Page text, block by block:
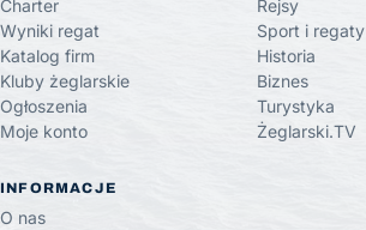
Charter
Wyniki regat
Katalog firm
Kluby żeglarskie
Ogłoszenia
Moje konto
Rejsy
Sport i regaty
Historia
Biznes
Turystyka
Żeglarski.TV
INFORMACJE
O nas